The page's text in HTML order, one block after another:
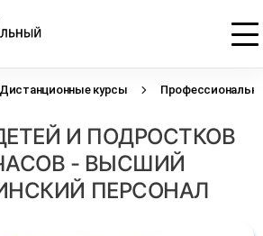
Дистанционные курсы
И ПОДРОСТКОВ
- ВЫСШИЙ
ПЕРСОНАЛ
данные, наши специалисты
свяжутся с Вами
данные, наши специалисты
свяжутся с Вами
баллов 14 ЗЕТ
данные, наши специалисты
Вас